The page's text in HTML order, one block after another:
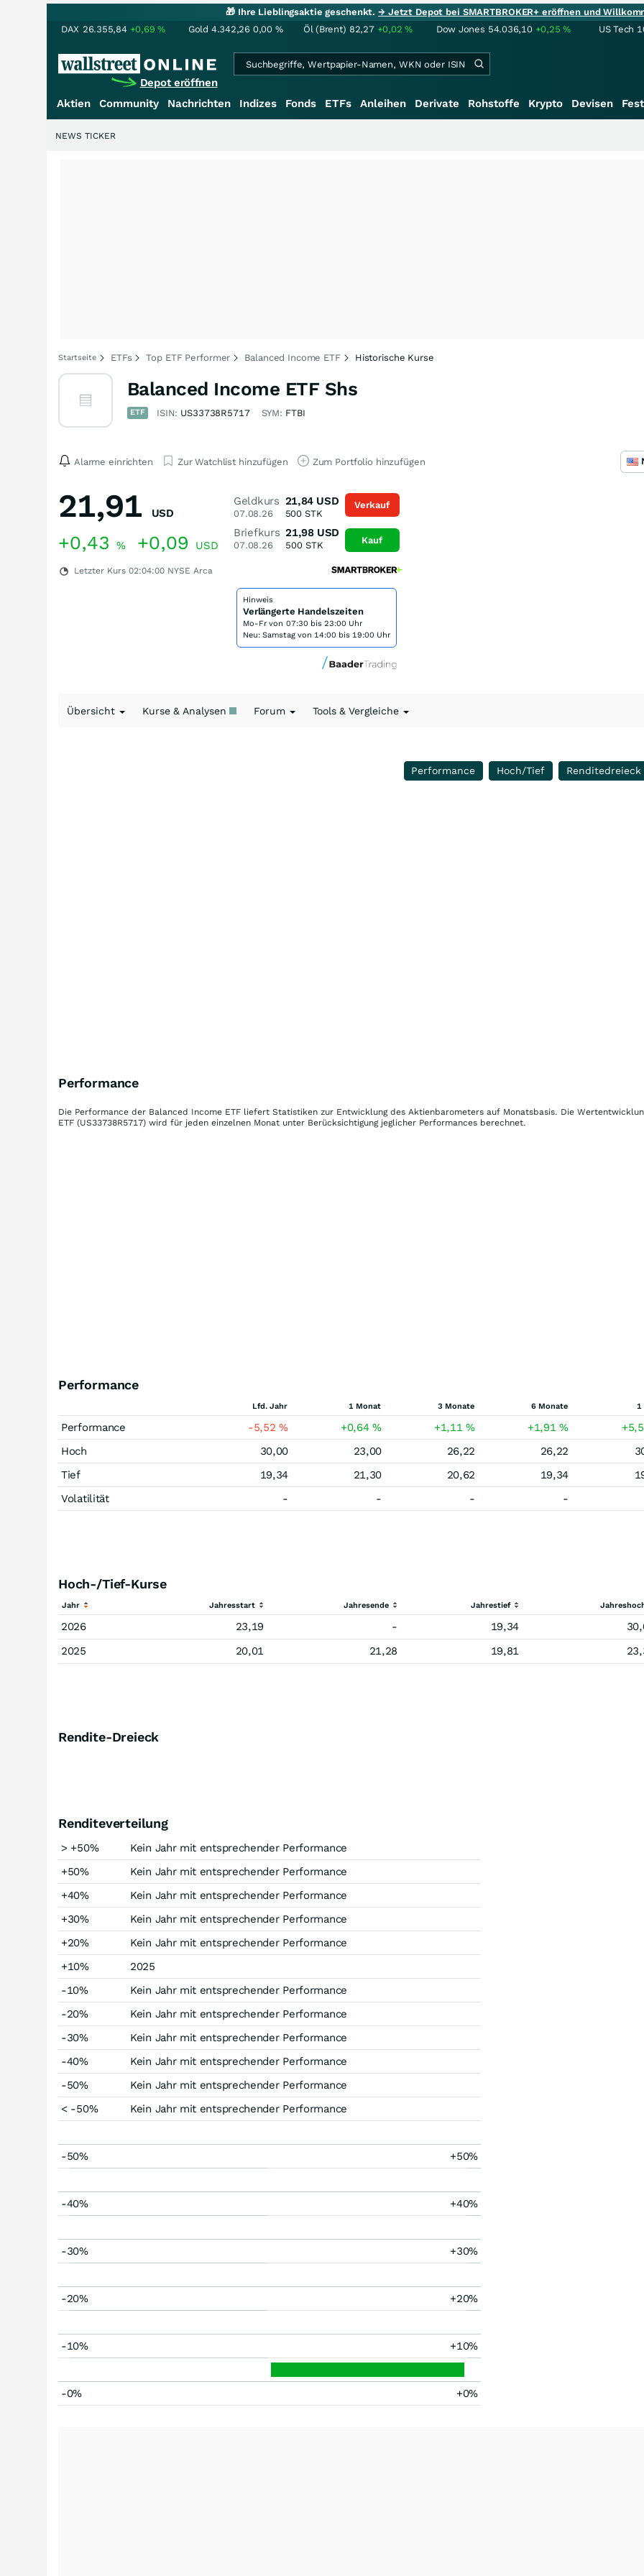
🎁 Ihre Lieblingsaktie geschenkt.→ Jetzt Depot bei SMARTBROKER+ eröffnen und
DAX 26.355,84 +0,69% Gold 4.342,26 0,00 % Öl (Brent) 82,27 +0,02% Dow Jones 54.036,10 +0,25% US Tech
Depot eröffnen
Aktien Community Nachrichten Indizes Fonds ETFs Anleihen Derivate Rohstoffe Krypto Devisen
NEWS TICKER
Startseite ETFs Top ETF Performer Balanced Income ETF Historische Kurse
Balanced Income ETF Shs
ETF ISIN: US33738R5717 SYM: FTBI
Alarme einrichten Zur Watchlist hinzufügen Zum Portfolio hinzufügen
21,91 USD
+0,43 % +0,09 USD
Letzter Kurs 02:04:00 NYSE Arca
Geldkurs
07.08.26
21,84 USD
500 STK
Briefkurs
07.08.26
21,98 USD
500STK
Verkauf
Kauf
Hinweis
Verlängerte Handelszeiten
Mo-Fr von 07:30 bis 23:00 Uhr
Neu: Samstag von 14:00 bis 19:00 Uhr
Übersicht Kurse & Analysen Forum Tools & Vergleiche
Performance Hoch/Tief Renditedreieck
Performance
Die Performance der Balanced Income ETF liefert Statistiken zur Entwicklung des Aktienbarometers auf Monatsbasis. Die
ETF (US33738R5717) wird für jeden einzelnen Monat unter Berücksichtigung jeglicher Performances berechnet.
Performance
Lfd. Jahr 1 Monat 3 Monate 6 Monate 1
Performance -5,52% +0,64% +1,11% +1,91%
Hoch
30,00 23,00 26,22 26,22
Tief
19,34 21,30 20,62 19,34
Volatilität
- - - -
Hoch-/Tief-Kurse
Jahr Jahresstart Jahresende Jahrestief
2026 23,19 - 19,34
2025
20,01 21,28 19,81
Rendite-Dreieck
Renditeverteilung
> +50%
Kein Jahr mit entsprechender Performance
+50%
Kein Jahr mit entsprechender Performance
+40%
Kein Jahr mit entsprechender Performance
+30%
Kein Jahr mit entsprechender Performance
+20%
Kein Jahr mit entsprechender Performance
+10%
2025
-10%
Kein Jahr mit entsprechender Performance
-20%
Kein Jahr mit entsprechender Performance
-30%
Kein Jahr mit entsprechender Performance
-40%
Kein Jahr mit entsprechender Performance
-50%
Kein Jahr mit entsprechender Performance
< -50%
Kein Jahr mit entsprechender Performance
-50% +50%
-40% +40%
-30% +30%
-20% +20%
-10% +10%
-0% +0%